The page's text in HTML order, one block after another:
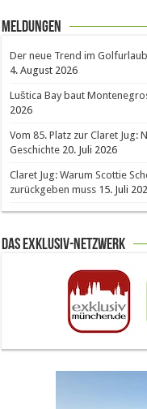
Meldungen
Der neue Trend im
4. August 2026
Luštica Bay baut
2026
Vom 85. Platz zur Claret Jug:
Geschichte 20. Juli 2026
Claret Jug: Warum Scottie
zurückgeben muss 15. Juli
Das Exklusiv-Netzwerk